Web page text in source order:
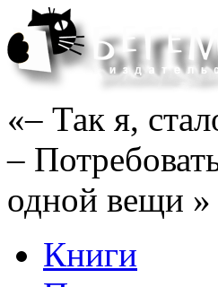
«– Так я,
–
одной вещи »
Книги